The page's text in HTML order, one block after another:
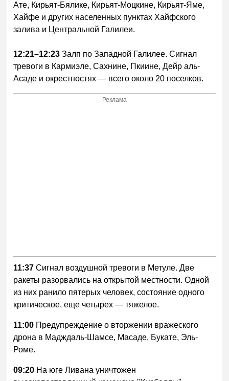
Ате, Кирьят-Бялике, Кирьят-Моцкине, Кирьят-Яме,
Хайфе и других населенных пунктах Хайфского
залива и Центральной Галилеи.
12:21–12:23 Залп по Западной Галилее. Сигнал
тревоги в Кармиэле, Сахнине, Пкиине, Дейр аль-
Асаде и окрестностях — всего около 20 поселков.
Реклама
11:37 Сигнал воздушной тревоги в Метуле. Две
ракеты разорвались на открытой местности. Одной
из них ранило пятерых человек, состояние одного
критическое, еще четырех — тяжелое.
11:00 Предупреждение о вторжении вражеского
дрона в Мадждаль-Шамсе, Масаде, Букате, Эль-
Роме.
09:20 На юге Ливана уничтожен